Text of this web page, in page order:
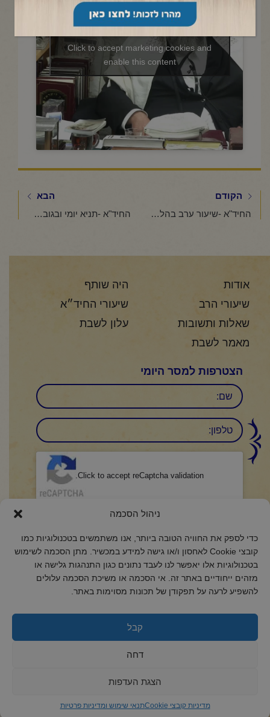
ניהול הסכמה
כדי לספק את החוויה הטובה ביותר, אנו משתמשים בטכנולוגיות כמו
קובצי Cookie לאחסון ו/או גישה למידע במכשיר. מתן הסכמה לשימוש
בטכנולוגיות אלו יאפשר לנו לעבד נתונים כגון התנהגות גלישה או
מזהים ייחודיים באתר זה. אי הסכמה או משיכת הסכמה עלולים
להשפיע לרעה על תפקודן של תכונות מסוימות באתר.
קבל
דחה
הצגת העדפות
מדיניות קובצי Cookie תנאי שימוש ומדיניות פרטיות
Click to accept marketing cookies and
enable this content
הקודם
החיד"א -שיעור ערב בהלכה ובאגדה-אור לכ"ג בשבט תשפ"ו
הבא
החיד"א -תניא יומי ובגובה העיניים-כ"ד בשבט תשפ"ו
אודות
היה שותף
שיעורי הרב
שיעורי החיד״א
שאלות ותשובות
עלון לשבת
מאמר לשבת
הצטרפות למסר היומי
שם
טלפון:
Click to accept reCaptcha validation.
מדיניות קובצי Cookie
ד